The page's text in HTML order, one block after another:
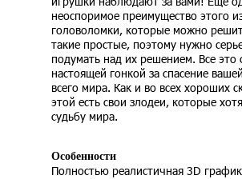
неоспоримое преимущество этого
головоломки, которые можно
такие простые, поэтому нужно
подумать над их решением. Все это
настоящей гонкой за спасение
всего мира. Как и во всех хороших
этой есть свои злодеи, которые
судьбу мира.
Особенности
Полностью реалистичная 3D